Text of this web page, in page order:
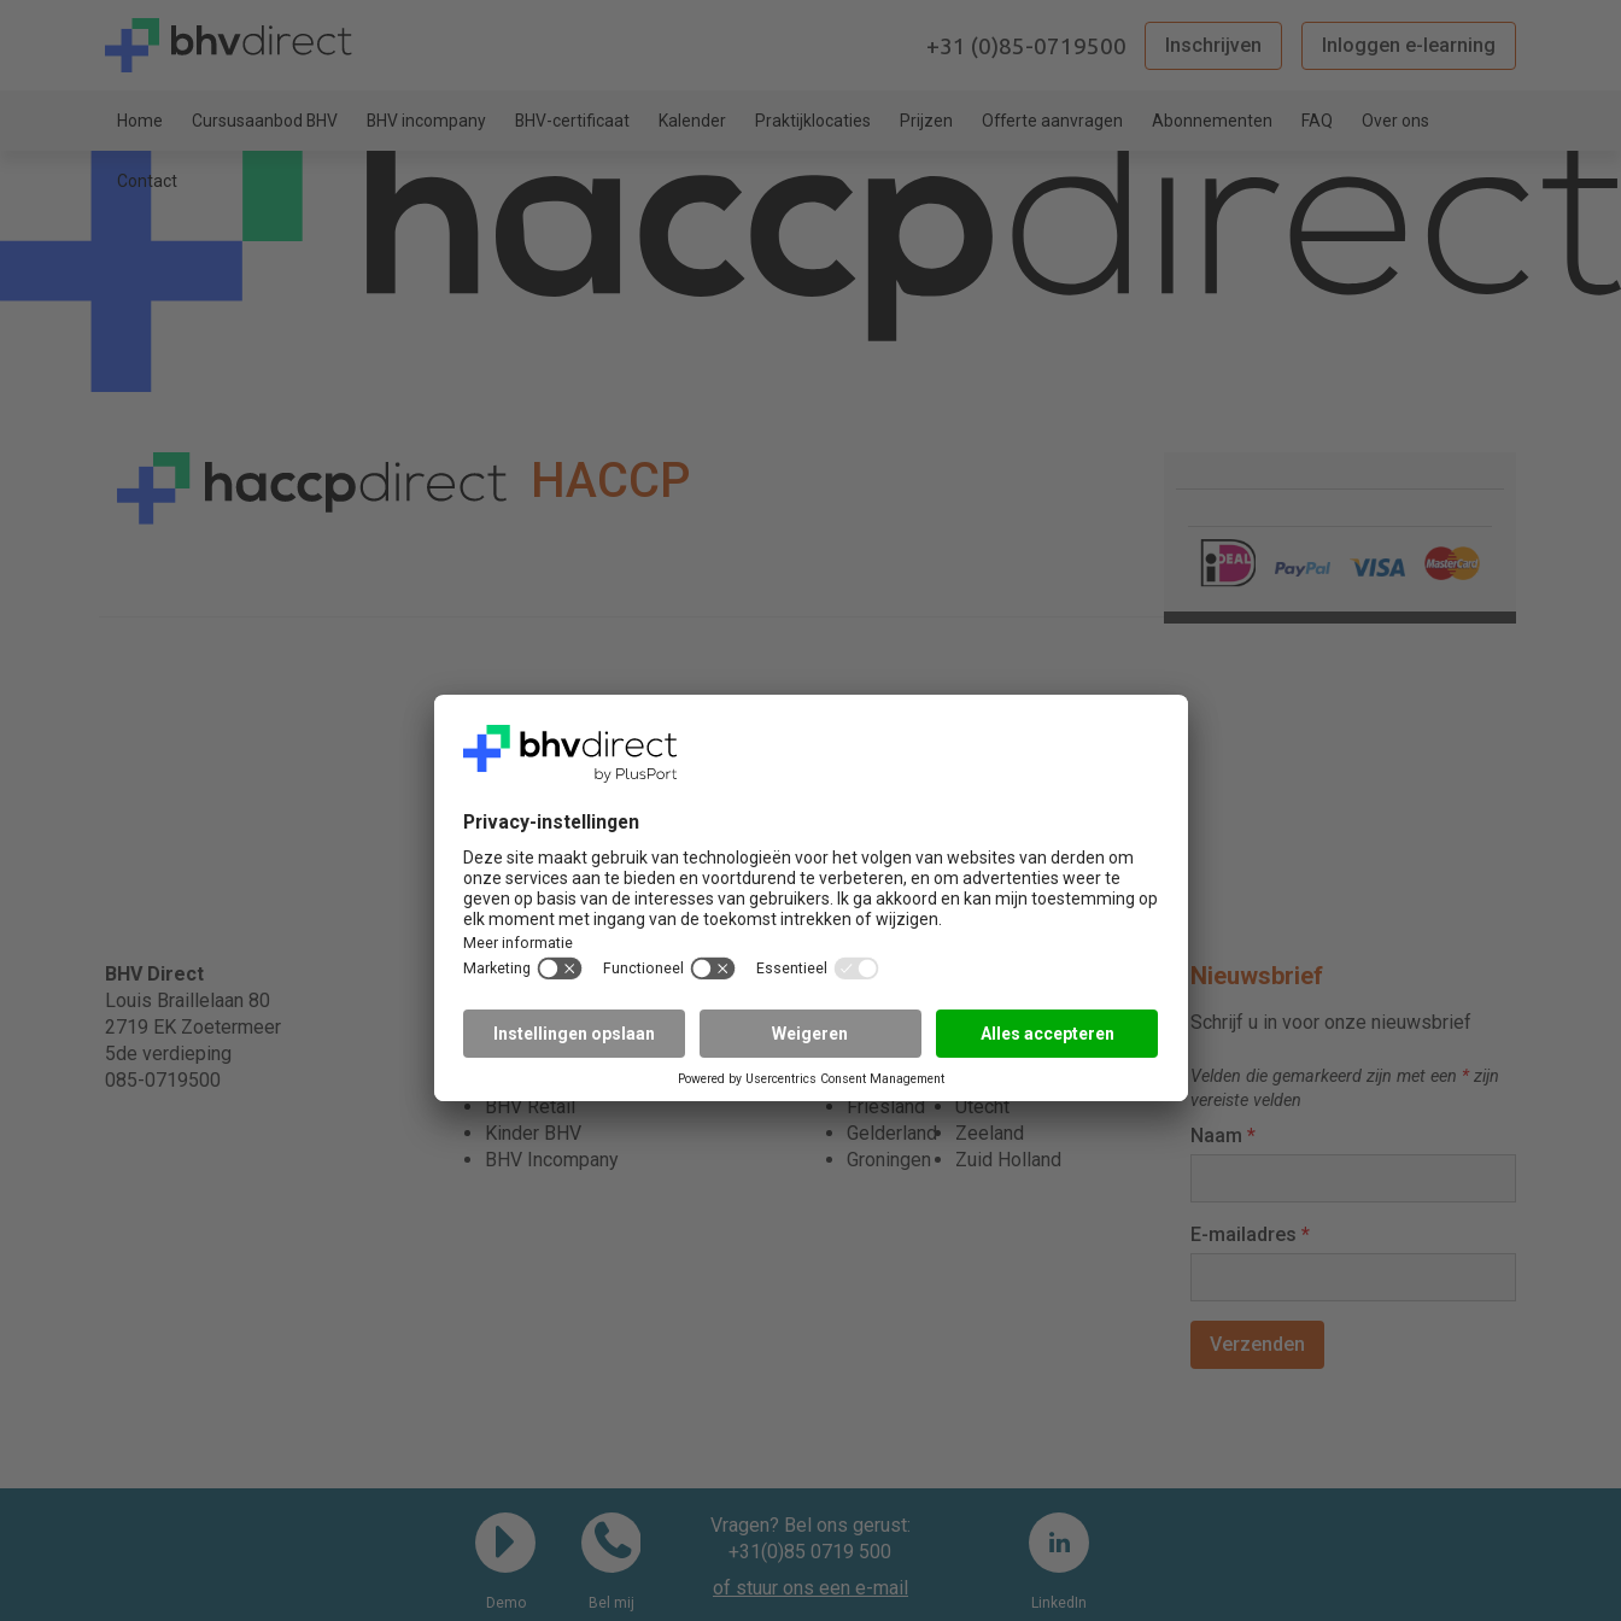
+31 (0)85-0719500 Inschrijven Inloggen e-learning
Home Cursusaanbod BHV BHV incompany BHV-certificaat Kalender Praktijklocaties Prijzen Offerte aanvragen Abonnementen FAQ Over ons
Contact
HACCP
BHV Direct
Louis Braillelaan 80
2719 EK Zoetermeer
5de verdieping
085-0719500
Populaire trainingen
BHV
BHV in de zorg
BHV Retail
Kinder BHV
BHV Incompany
Praktijklocaties
Drenthe
Flevoland
Friesland
Gelderland
Groningen
Limburg
Noord Holland
Utecht
Zeeland
Zuid Holland
Nieuwsbrief
Schrijf u in voor onze nieuwsbrief
Velden die gemarkeerd zijn met een * zijn
vereiste velden
Naam *
E-mailadres *
Demo Bel mij
Vragen? Bel ons gerust:
+31(0)85 0719 500
of stuur ons een e-mail
LinkedIn